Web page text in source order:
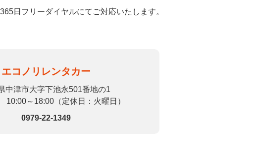
日フリーダイヤルにてご対応いたします。
エコノリレンタカー
中津市大字下池永501番地の1
～18:00（定休日：火曜日）
0979-22-1349